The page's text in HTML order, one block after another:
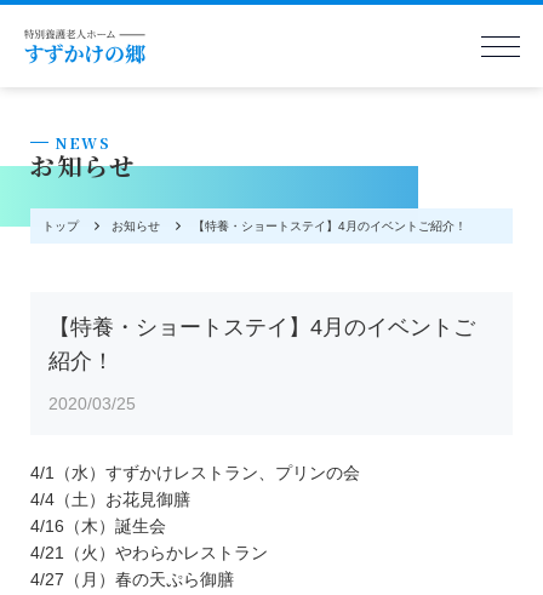
NEWS
お知らせ
トップ お知らせ 【特養・ショートステイ】4月のイベントご紹介！
【特養・ショートステイ】4月のイベントご
紹介！
2020/03/25
4/1（水）すずかけレストラン、プリンの会
4/4（土）お花見御膳
4/16（木）誕生会
4/21（火）やわらかレストラン
4/27（月）春の天ぷら御膳